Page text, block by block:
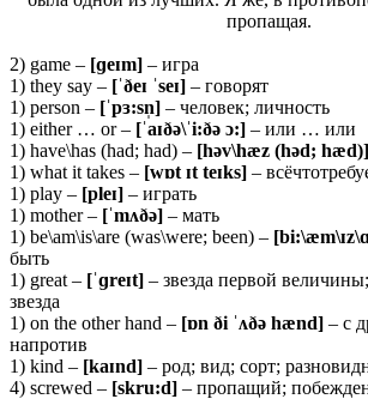
пропащая.
2) game – [ɡeɪm] – игра
1) they say – [ˈðeɪ ˈseɪ] – говорят
1) person – [ˈpɜ:sn̩] – человек; личность
1) either … or – [ˈaɪðə\ˈi:ðə ɔ:] – или … или
1) have\has (had; had) – [həv\hæz (həd; hæd)]
1) what it takes – [wɒt ɪt teɪks] –
1) play – [pleɪ] – играть
1) mother – [ˈmʌðə] – мать
1) be\am\is\are (was\were; been) –
быть
1) great – [ˈɡreɪt] – звезда первой
звезда
1) on the other hand – [ɒn ði ˈʌðə hænd] – с
напротив
1) kind – [kaɪnd] – род; вид; сорт;
4) screwed – [skru:d] – пропащий;